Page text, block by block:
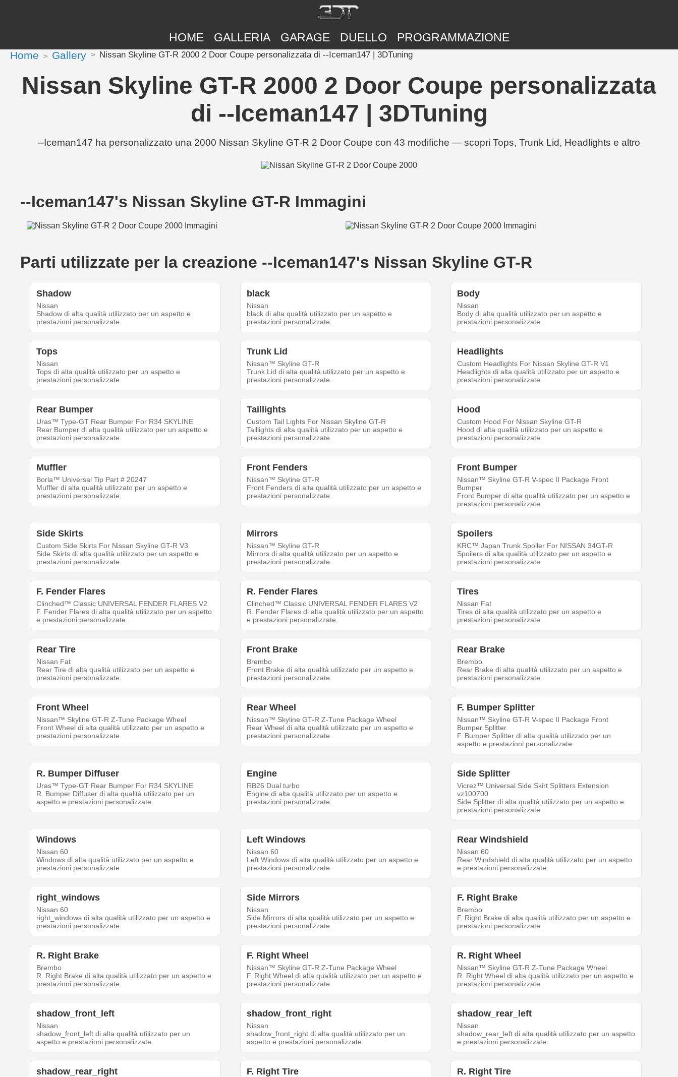
HOME GALLERIA GARAGE DUELLO PROGRAMMAZIONE
Home Gallery Nissan Skyline GT-R 2000 2 Door Coupe personalizzata di --Iceman147 | 3DTuning
Nissan Skyline GT-R 2000 2 Door Coupe personalizzata
di --Iceman147 | 3DTuning
--Iceman147 ha personalizzato una 2000 Nissan Skyline GT-R 2 Door Coupe con 43 modifiche — scopri Tops, Trunk Lid, Headlights e altro
--Iceman147's Nissan Skyline GT-R Immagini
Parti utilizzate per la creazione --Iceman147's Nissan Skyline GT-R
Shadow
Nissan
Shadow di alta qualità utilizzato per un aspetto e
prestazioni personalizzate.
black
Nissan
black di alta qualità utilizzato per un aspetto e
prestazioni personalizzate.
Body
Nissan
Body di alta qualità utilizzato per un aspetto e
prestazioni personalizzate.
Tops
Nissan
Tops di alta qualità utilizzato per un aspetto e
prestazioni personalizzate.
Trunk Lid
Nissan™ Skyline GT-R
Trunk Lid di alta qualità utilizzato per un aspetto e
prestazioni personalizzate.
Headlights
Custom Headlights For Nissan Skyline GT-R V1
Headlights di alta qualità utilizzato per un aspetto e
prestazioni personalizzate.
Rear Bumper
Uras™ Type-GT Rear Bumper For R34 SKYLINE
Rear Bumper di alta qualità utilizzato per un aspetto e
prestazioni personalizzate.
Taillights
Custom Tail Lights For Nissan Skyline GT-R
Taillights di alta qualità utilizzato per un aspetto e
prestazioni personalizzate.
Hood
Custom Hood For Nissan Skyline GT-R
Hood di alta qualità utilizzato per un aspetto e
prestazioni personalizzate.
Muffler
Borla™ Universal Tip Part # 20247
Muffler di alta qualità utilizzato per un aspetto e
prestazioni personalizzate.
Front Fenders
Nissan™ Skyline GT-R
Front Fenders di alta qualità utilizzato per un aspetto e
prestazioni personalizzate.
Front Bumper
Nissan™ Skyline GT-R V-spec II Package Front
Bumper
Front Bumper di alta qualità utilizzato per un aspetto e
prestazioni personalizzate.
Side Skirts
Custom Side Skirts For Nissan Skyline GT-R V3
Side Skirts di alta qualità utilizzato per un aspetto e
prestazioni personalizzate.
Mirrors
Nissan™ Skyline GT-R
Mirrors di alta qualità utilizzato per un aspetto e
prestazioni personalizzate.
Spoilers
KRC™ Japan Trunk Spoiler For NISSAN 34GT-R
Spoilers di alta qualità utilizzato per un aspetto e
prestazioni personalizzate.
F. Fender Flares
Clinched™ Classic UNIVERSAL FENDER FLARES V2
F. Fender Flares di alta qualità utilizzato per un aspetto
e prestazioni personalizzate.
R. Fender Flares
Clinched™ Classic UNIVERSAL FENDER FLARES V2
R. Fender Flares di alta qualità utilizzato per un aspetto
e prestazioni personalizzate.
Tires
Nissan Fat
Tires di alta qualità utilizzato per un aspetto e
prestazioni personalizzate.
Rear Tire
Nissan Fat
Rear Tire di alta qualità utilizzato per un aspetto e
prestazioni personalizzate.
Front Brake
Brembo
Front Brake di alta qualità utilizzato per un aspetto e
prestazioni personalizzate.
Rear Brake
Brembo
Rear Brake di alta qualità utilizzato per un aspetto e
prestazioni personalizzate.
Front Wheel
Nissan™ Skyline GT-R Z-Tune Package Wheel
Front Wheel di alta qualità utilizzato per un aspetto e
prestazioni personalizzate.
Rear Wheel
Nissan™ Skyline GT-R Z-Tune Package Wheel
Rear Wheel di alta qualità utilizzato per un aspetto e
prestazioni personalizzate.
F. Bumper Splitter
Nissan™ Skyline GT-R V-spec II Package Front
Bumper Splitter
F. Bumper Splitter di alta qualità utilizzato per un
aspetto e prestazioni personalizzate.
R. Bumper Diffuser
Uras™ Type-GT Rear Bumper For R34 SKYLINE
R. Bumper Diffuser di alta qualità utilizzato per un
aspetto e prestazioni personalizzate.
Engine
RB26 Dual turbo
Engine di alta qualità utilizzato per un aspetto e
prestazioni personalizzate.
Side Splitter
Vicrez™ Universal Side Skirt Splitters Extension
vz100700
Side Splitter di alta qualità utilizzato per un aspetto e
prestazioni personalizzate.
Windows
Nissan 60
Windows di alta qualità utilizzato per un aspetto e
prestazioni personalizzate.
Left Windows
Nissan 60
Left Windows di alta qualità utilizzato per un aspetto e
prestazioni personalizzate.
Rear Windshield
Nissan 60
Rear Windshield di alta qualità utilizzato per un aspetto
e prestazioni personalizzate.
right_windows
Nissan 60
right_windows di alta qualità utilizzato per un aspetto e
prestazioni personalizzate.
Side Mirrors
Nissan
Side Mirrors di alta qualità utilizzato per un aspetto e
prestazioni personalizzate.
F. Right Brake
Brembo
F. Right Brake di alta qualità utilizzato per un aspetto e
prestazioni personalizzate.
R. Right Brake
Brembo
R. Right Brake di alta qualità utilizzato per un aspetto e
prestazioni personalizzate.
F. Right Wheel
Nissan™ Skyline GT-R Z-Tune Package Wheel
F. Right Wheel di alta qualità utilizzato per un aspetto e
prestazioni personalizzate.
R. Right Wheel
Nissan™ Skyline GT-R Z-Tune Package Wheel
R. Right Wheel di alta qualità utilizzato per un aspetto e
prestazioni personalizzate.
shadow_front_left
Nissan
shadow_front_left di alta qualità utilizzato per un
aspetto e prestazioni personalizzate.
shadow_front_right
Nissan
shadow_front_right di alta qualità utilizzato per un
aspetto e prestazioni personalizzate.
shadow_rear_left
Nissan
shadow_rear_left di alta qualità utilizzato per un aspetto
e prestazioni personalizzate.
shadow_rear_right F. Right Tire R. Right Tire